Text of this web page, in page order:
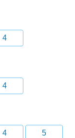
4
4
4 5